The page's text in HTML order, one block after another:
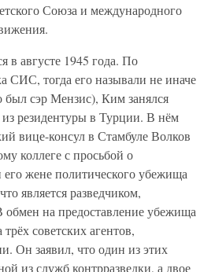
Союза и международного
в августе 1945 года. По
СИС, тогда его называли не иначе
был сэр Мензис), Ким занялся
резидентуры в Турции. В нём
вице-консул в Стамбуле Волков
коллеге с просьбой о
жене политического убежища
является разведчиком,
на предоставление убежища
советских агентов,
Он заявил, что один из этих
из служб контрразведки, а двое